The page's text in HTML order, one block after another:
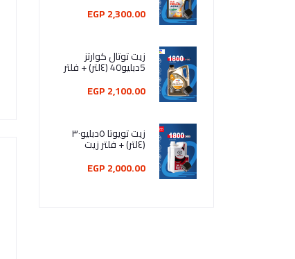
2,300.00 EGP
زيت توتال كوارتز
5دبليو40 (٤لتر) + فلتر
زيت
2,100.00 EGP
زيت تويوتا ٥دبليو٣٠
(٤لتر) + فلتر زيت
2,000.00 EGP